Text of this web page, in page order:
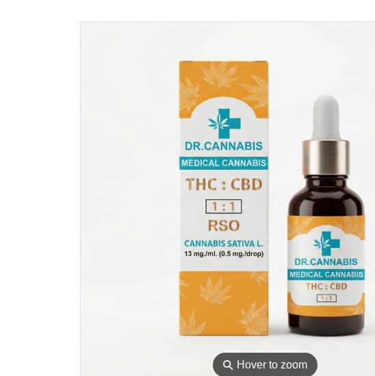
⚲ Hover to zoom